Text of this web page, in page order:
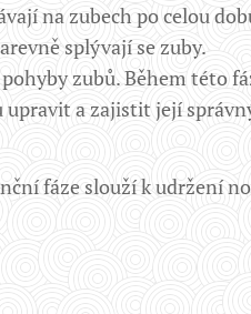
na zubech po celou
splývají se zuby.
zubů. Během této
a zajistit její
fáze slouží k udržení